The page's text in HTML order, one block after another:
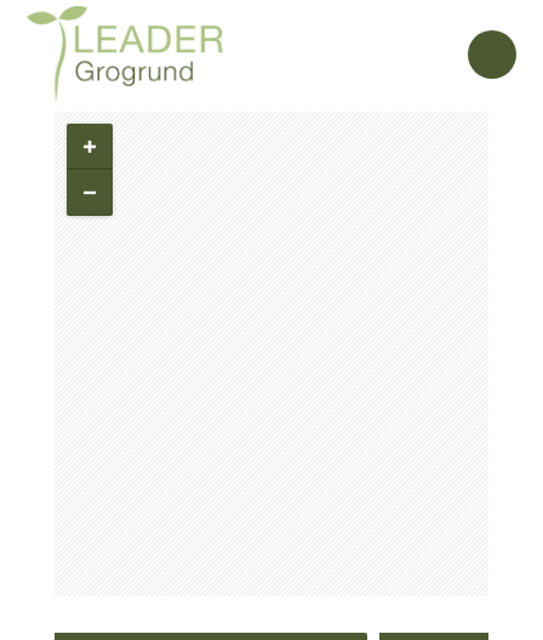
Alla beviljade projekt inom vårt
leaderområde